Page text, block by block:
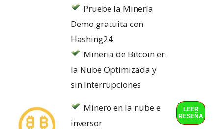
Pruebe la Minería
Demo gratuita con
Hashing24
Minería de Bitcoin en
la Nube Optimizada y
sin Interrupciones
Minero en la nube e
inversor
LEER
RESEÑA